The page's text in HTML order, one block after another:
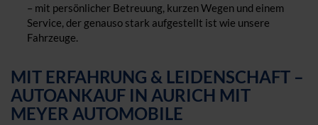
– mit persönlicher Betreuung, kurzen Wegen und einem
Service, der genauso stark aufgestellt ist wie unsere
Fahrzeuge.
MIT ERFAHRUNG & LEIDENSCHAFT –
AUTOANKAUF IN AURICH MIT
MEYER AUTOMOBILE